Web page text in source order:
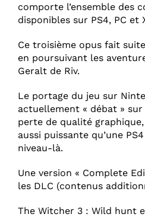
comporte l’ensemble des
disponibles sur PS4, PC et
Ce troisième opus fait
en poursuivant les
Geralt de Riv.
Le portage du jeu sur
actuellement « débat »
perte de qualité
aussi puissante qu’une
niveau-là.
Une version « Complete
les DLC (contenus
The Witcher 3 : Wild hunt